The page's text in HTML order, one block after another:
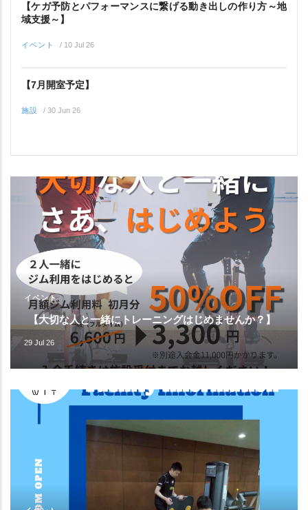
【ケガ予防とパフォーマンスに繋げる動き出しの作り方～地
域支援～】
イベント / 10 Jul 26
【7月開室予定】
施設 / 30 Jun 26
イベント
【大切な人と一緒にトレーニングはじめませんか？】
29 Jul 26